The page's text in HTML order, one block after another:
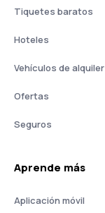
Tiquetes baratos
Hoteles
Vehículos de alquiler
Ofertas
Seguros
Aprende más
Aplicación móvil